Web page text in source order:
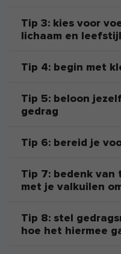
Tip 3: kies voor
lichaam en
Tip 4: begin met
Tip 5: beloon
gedrag
Tip 6: bereid je
Tip 7: bedenk van
met je valkuilen
Tip 8: stel
hoe het hiermee